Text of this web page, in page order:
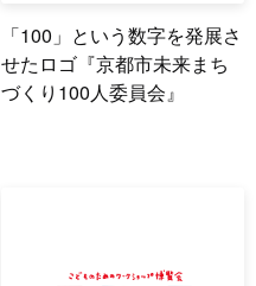
「100」という数字を発展さ
せたロゴ『京都市未来まち
づくり100人委員会』